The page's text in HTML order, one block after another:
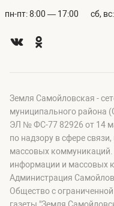
пн-пт: 8:00 — 17:00 сб,
Земля Самойловская -
муниципального района
ЭЛ № ФС-77 82926 от 14
по надзору в сфере
массовых
информации и массовых
Администрация
Общество с